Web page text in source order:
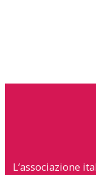
L’associazione